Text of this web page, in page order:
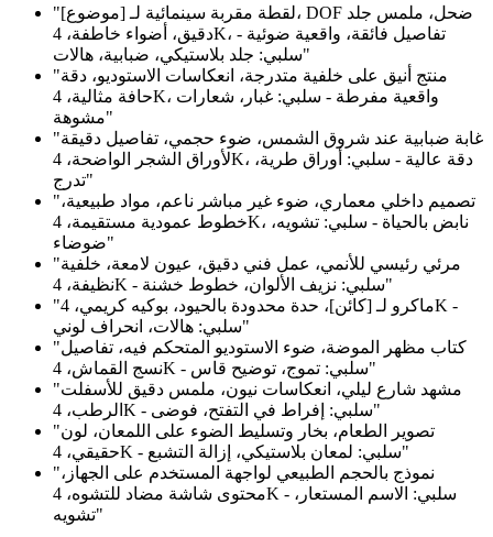
"لقطة مقربة سينمائية لـ [موضوع]، DOF ضحل، ملمس جلد
دقيق، أضواء خاطفة، 4K، تفاصيل فائقة، واقعية ضوئية -
سلبي: جلد بلاستيكي، ضبابية، هالات"
"منتج أنيق على خلفية متدرجة، انعكاسات الاستوديو، دقة
حافة مثالية، 4K، واقعية مفرطة - سلبي: غبار، شعارات
مشوهة"
"غابة ضبابية عند شروق الشمس، ضوء حجمي، تفاصيل دقيقة
لأوراق الشجر الواضحة، 4K، دقة عالية - سلبي: أوراق طرية،
تدرج"
"تصميم داخلي معماري، ضوء غير مباشر ناعم، مواد طبيعية،
خطوط عمودية مستقيمة، 4K، نابض بالحياة - سلبي: تشويه،
ضوضاء"
"مرئي رئيسي للأنمي، عمل فني دقيق، عيون لامعة، خلفية
نظيفة، 4K - سلبي: نزيف الألوان، خطوط خشنة"
"ماكرو لـ [كائن]، حدة محدودة بالحيود، بوكيه كريمي، 4K -
سلبي: هالات، انحراف لوني"
"كتاب مظهر الموضة، ضوء الاستوديو المتحكم فيه، تفاصيل
نسج القماش، 4K - سلبي: تموج، توضيح قاس"
"مشهد شارع ليلي، انعكاسات نيون، ملمس دقيق للأسفلت
الرطب، 4K - سلبي: إفراط في التفتح، فوضى"
"تصوير الطعام، بخار وتسليط الضوء على اللمعان، لون
حقيقي، 4K - سلبي: لمعان بلاستيكي، إزالة التشبع"
"نموذج بالحجم الطبيعي لواجهة المستخدم على الجهاز،
محتوى شاشة مضاد للتشوه، 4K - سلبي: الاسم المستعار،
تشويه"